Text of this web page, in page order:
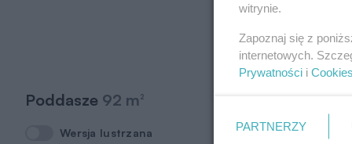
Poddasze 92 m 2
Wersja lustrzana
Wersja lustrzana
witrynie.
Zapoznaj się z
internetowych.
Prywatności i Cookies
PARTNERZY